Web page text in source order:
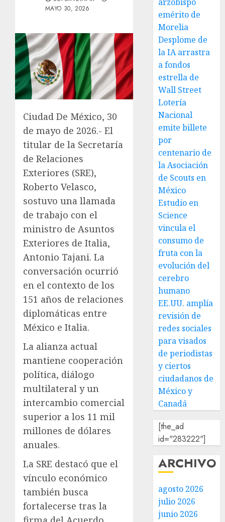
MAYO 30, 2026
Ciudad De México, 30
de mayo de 2026.- El
titular de la Secretaría
de Relaciones
Exteriores (SRE),
Roberto Velasco,
sostuvo una llamada
de trabajo con el
ministro de Asuntos
Exteriores de Italia,
Antonio Tajani. La
conversación ocurrió
en el contexto de los
151 años de relaciones
diplomáticas entre
México e Italia.
La alianza actual
mantiene cooperación
política, diálogo
multilateral y un
intercambio comercial
superior a los 11 mil
millones de dólares
anuales.
La SRE destacó que el
vínculo económico
también busca
fortalecerse tras la
emérito de
Morelia
Desplome de
la IA arrastra
a fondos
estrella de
Wall Street
Lotería
Nacional
emite billete
por
centenario de
la Asociación
de Scouts en
México
Estudio en
Science
vincula el
consumo de
fruta con la
evolución del
cerebro
humano
EE.UU. amplía
revisión de
redes sociales
para visados
de periodistas
y ciertos
ciudadanos de
México y
Canadá
[the_ad
id="283222"]
ARCHIVO
agosto 2026
julio 2026
junio 2026